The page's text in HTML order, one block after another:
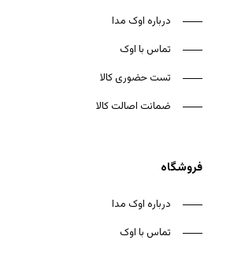
درباره اوک مدا
تماس با اوک
تست حضوری کالا
ضمانت اصالت کالا
فروشگاه
درباره اوک مدا
تماس با اوک